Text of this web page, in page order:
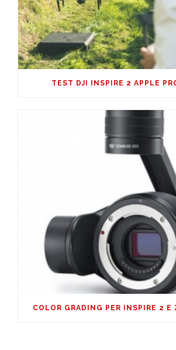
TEST DJI INSPIRE 2 APPLE
COLOR GRADING PER INSPIRE 2 E